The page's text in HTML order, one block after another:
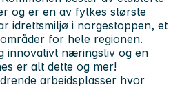
og er en av fylkes største
idrettsmiljø i norgestoppen, et
for hele regionen.
innovativt næringsliv og en
er alt dette og mer!
arbeidsplasser hvor